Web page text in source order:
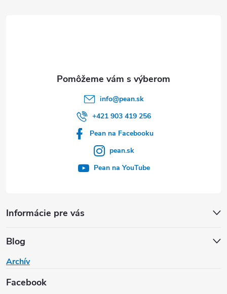
Informácie pre vás
Blog
Archív
Facebook
info@pean.sk
+421 903 419 256
Pean na Facebooku
pean.sk
Pean na YouTube